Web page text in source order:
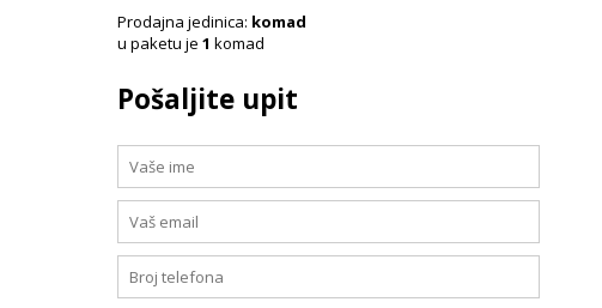
Prodajna jedinica: komad
u paketu je1 komad
Pošaljite upit